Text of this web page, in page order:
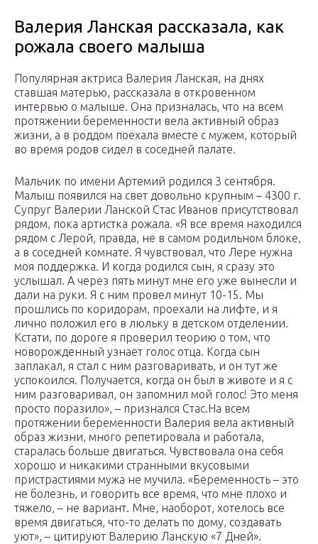
Валерия Ланская рассказала, как
рожала своего малыша
Популярная актриса Валерия Ланская, на днях
ставшая матерью, рассказала в откровенном
интервью о малыше. Она призналась, что на всем
протяжении беременности вела активный образ
жизни, а в роддом поехала вместе с мужем, который
во время родов сидел в соседней палате.
Мальчик по имени Артемий родился 3 сентября.
Малыш появился на свет довольно крупным – 4300 г.
Супруг Валерии Ланской Стас Иванов присутствовал
рядом, пока артистка рожала. «Я все время находился
рядом с Лерой, правда, не в самом родильном блоке,
а в соседней комнате. Я чувствовал, что Лере нужна
моя поддержка. И когда родился сын, я сразу это
услышал. А через пять минут мне его уже вынесли и
дали на руки. Я с ним провел минут 10-15. Мы
прошлись по коридорам, про­ехали на лифте, и я
лично положил его в люльку в детском отделении.
Кстати, по дороге я проверил теорию о том, что
новорожденный узнает голос отца. Когда сын
заплакал, я стал с ним разговаривать, и он тут же
успокоился. Получается, когда он был в животе и я с
ним разговаривал, он запомнил мой голос! Это меня
просто поразило», – признался Стас.На всем
протяжении беременности Валерия вела активный
образ жизни, много репетировала и работала,
старалась больше двигаться. Чувствовала она себя
хорошо и никакими странными вкусовыми
пристрастиями мужа не мучила. «Беременность – это
не болезнь, и говорить все время, что мне плохо и
тяжело, – не вариант. Мне, наоборот, хотелось все
время двигаться, что-то делать по дому, создавать
уют», – цитируют Валерию Ланскую «7 Дней».